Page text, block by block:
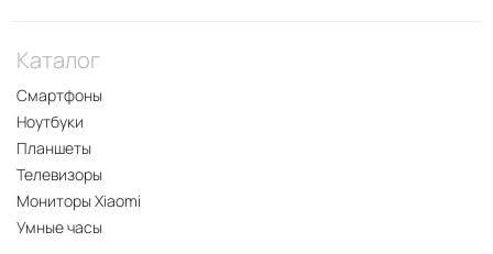
Каталог
Смартфоны
Ноутбуки
Планшеты
Телевизоры
Мониторы Xiaomi
Умные часы